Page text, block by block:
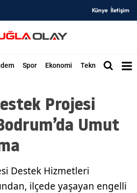
Künye İletişim
Spor Ekonomi Teknoloji Dünya
Projesi
Umut
Destek Hizmetleri
ilçede yaşayan engelli